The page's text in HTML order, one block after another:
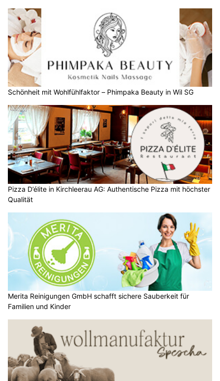
Schönheit mit Wohlfühlfaktor – Phimpaka Beauty in Wil SG
Pizza D’élite in Kirchleerau AG: Authentische Pizza mit höchster
Qualität
Merita Reinigungen GmbH schafft sichere Sauberkeit für
Familien und Kinder